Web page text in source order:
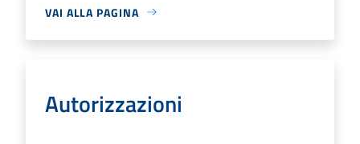
VAI ALLA PAGINA
Autorizzazioni